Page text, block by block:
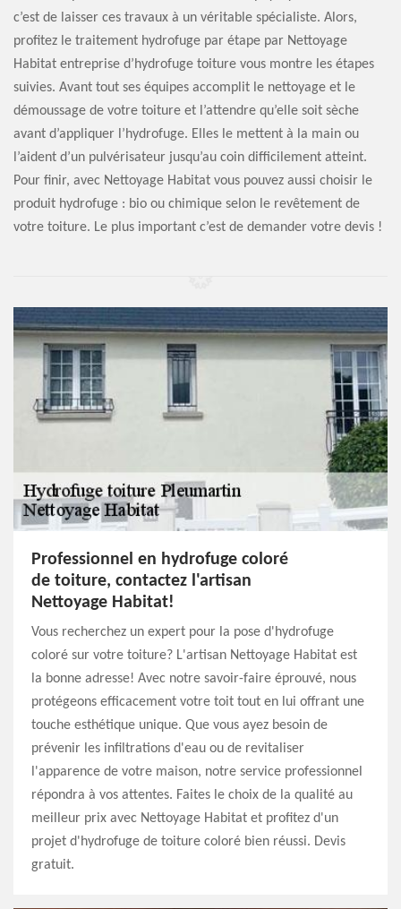
c’est de laisser ces travaux à un véritable spécialiste. Alors,
profitez le traitement hydrofuge par étape par Nettoyage
Habitat entreprise d’hydrofuge toiture vous montre les étapes
suivies. Avant tout ses équipes accomplit le nettoyage et le
démoussage de votre toiture et l’attendre qu’elle soit sèche
avant d’appliquer l’hydrofuge. Elles le mettent à la main ou
l’aident d’un pulvérisateur jusqu’au coin difficilement atteint.
Pour finir, avec Nettoyage Habitat vous pouvez aussi choisir le
produit hydrofuge : bio ou chimique selon le revêtement de
votre toiture. Le plus important c’est de demander votre devis !
Professionnel en hydrofuge coloré
de toiture, contactez l'artisan
Nettoyage Habitat!
Vous recherchez un expert pour la pose d'hydrofuge
coloré sur votre toiture? L'artisan Nettoyage Habitat est
la bonne adresse! Avec notre savoir-faire éprouvé, nous
protégeons efficacement votre toit tout en lui offrant une
touche esthétique unique. Que vous ayez besoin de
prévenir les infiltrations d'eau ou de revitaliser
l'apparence de votre maison, notre service professionnel
répondra à vos attentes. Faites le choix de la qualité au
meilleur prix avec Nettoyage Habitat et profitez d'un
projet d'hydrofuge de toiture coloré bien réussi. Devis
gratuit.